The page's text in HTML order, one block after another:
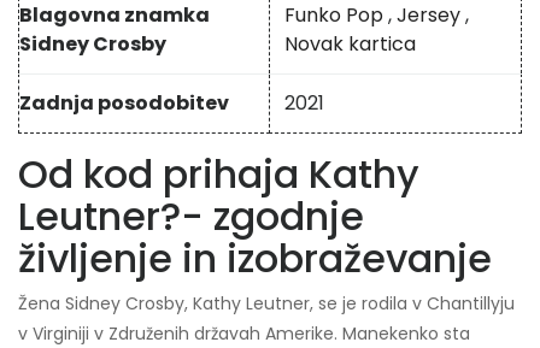
Blagovna znamka
Sidney Crosby
Funko Pop,Jersey,
Novak kartica
Zadnja posodobitev 2021
Od kod prihaja Kathy
Leutner?- zgodnje
življenje in izobraževanje
Žena Sidney Crosby, Kathy Leutner, se je rodila v Chantillyju
v Virginiji v Združenih državah Amerike. Manekenko sta